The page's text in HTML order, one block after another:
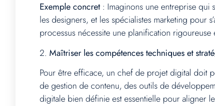
Exemple concret: Imaginons une entreprise qui
les designers, et les spécialistes marketing pour
processus nécessite une planification
2. Maîtriser les compétences techniques et
Pour être efficace, un chef de projet digital doit
de gestion de contenu, des outils de
digitale bien définie est essentielle pour aligner